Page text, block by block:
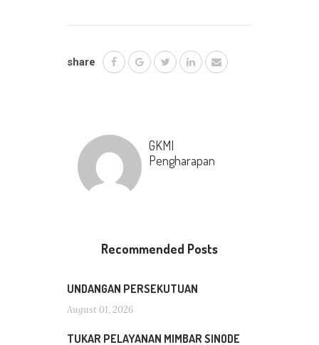
share
GKMI
Pengharapan
Recommended Posts
UNDANGAN PERSEKUTUAN
August 01, 2026
TUKAR PELAYANAN MIMBAR SINODE